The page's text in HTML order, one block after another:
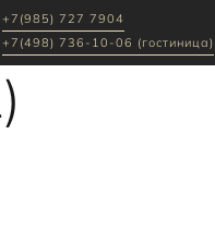
+7(985) 727 7904
+7(498) 736-10-06 (гостиница)